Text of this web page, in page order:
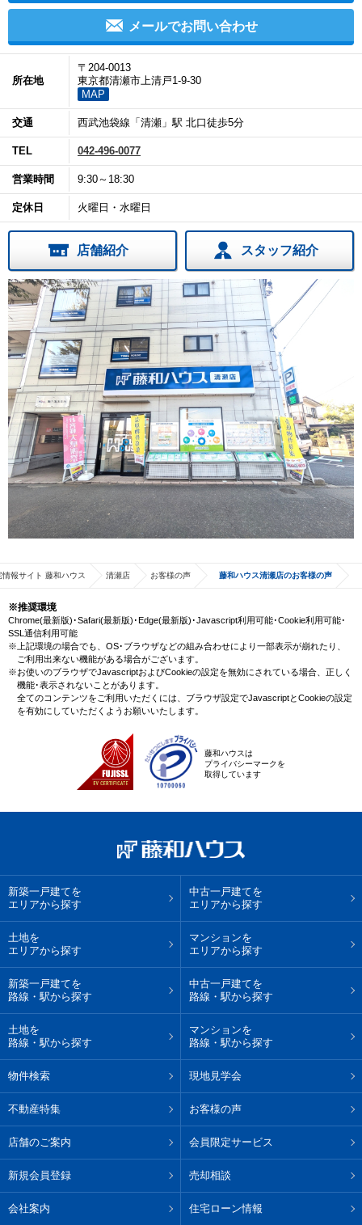
メールでお問い合わせ
所在地
〒204-0013
東京都清瀬市上清戸1-9-30
MAP
交通 西武池袋線「清瀬」駅 北口徒歩5分
TEL 042-496-0077
営業時間 9:30～18:30
定休日 火曜日・水曜日
店舗紹介 スタッフ紹介
報サイト 藤和ハウス 清瀬店 お客様の声 藤和ハウス清瀬店のお客様の声
※推奨環境
Chrome(最新版)･Safari(最新版)･Edge(最新版)･Javascript利用可能･Cookie利用可能･
SSL通信利用可能
※上記環境の場合でも、OS･ブラウザなどの組み合わせにより一部表示が崩れたり、
ご利用出来ない機能がある場合がございます。
※お使いのブラウザでJavascriptおよびCookieの設定を無効にされている場合、正しく
機能･表示されないことがあります。
全てのコンテンツをご利用いただくには、ブラウザ設定でJavascriptとCookieの設定
を有効にしていただくようお願いいたします。
藤和ハウスは
プライバシーマークを
取得しています
新築一戸建てを
エリアから探す
中古一戸建てを
エリアから探す
土地を
エリアから探す
マンションを
エリアから探す
新築一戸建てを
路線・駅から探す
中古一戸建てを
路線・駅から探す
土地を
路線・駅から探す
マンションを
路線・駅から探す
物件検索 現地見学会
不動産特集 お客様の声
店舗のご案内 会員限定サービス
新規会員登録 売却相談
会社案内 住宅ローン情報